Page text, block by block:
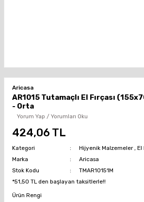
Aricasa
AR1015 Tutamaçlı El Fırçası
- Orta
Yorum Yap / Yorumları Oku
424,06 TL
Kategori Hijyenik Malzemeler ,El
Marka
Aricasa
Stok Kodu
TMAR10151M
*51,50 TL den başlayan taksitlerle!!
Ürün Rengi